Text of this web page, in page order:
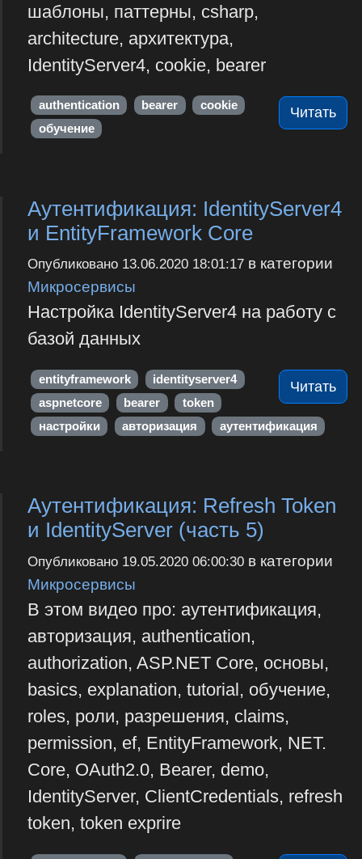
шаблоны, паттерны, csharp,
architecture, архитектура,
IdentityServer4, cookie, bearer
Читать
authentication bearer
cookie
обучение
Аутентификация: IdentityServer4
и EntityFramework Core
Опубликовано 13.06.2020 18:01:17в категории
Микросервисы
Настройка IdentityServer4 на работу с
базой данных
Читать
entityframework
identityserver4
aspnetcore
bearer
token
настройки
авторизация аутентификация
Аутентификация: Refresh Token
и IdentityServer (часть 5)
Опубликовано 19.05.2020 06:00:30в категории
Микросервисы
В этом видео про: аутентификация,
авторизация, authentication,
authorization, ASP.NET Core, основы,
basics, explanation, tutorial, обучение,
roles, роли, разрешения, claims,
permission, ef, EntityFramework, NET.
Core, OAuth2.0, Bearer, demo,
IdentityServer, ClientCredentials, refresh
token, token exprire